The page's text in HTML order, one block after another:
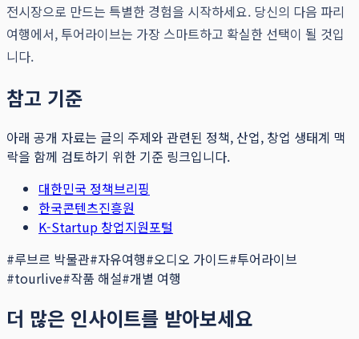
전시장으로 만드는 특별한 경험을 시작하세요. 당신의 다음 파리
여행에서, 투어라이브는 가장 스마트하고 확실한 선택이 될 것입
니다.
참고 기준
아래 공개 자료는 글의 주제와 관련된 정책, 산업, 창업 생태계 맥
락을 함께 검토하기 위한 기준 링크입니다.
대한민국 정책브리핑
한국콘텐츠진흥원
K-Startup 창업지원포털
#루브르 박물관#자유여행#오디오 가이드#투어라이브
#tourlive#작품 해설#개별 여행
더 많은 인사이트를 받아보세요